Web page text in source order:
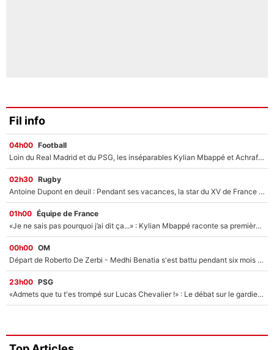
Fil info
04h00 Football
Loin du Real Madrid et du PSG, les inséparables Kylian Mbappé et Achraf Hakimi changent d'équipe le temps d'une journée !
02h30 Rugby
Antoine Dupont en deuil : Pendant ses vacances, la star du XV de France a perdu sa grand-mère
01h00 Équipe de France
«Je ne sais pas pourquoi j’ai dit ça...» : Kylian Mbappé raconte sa première rencontre avec Zinédine Zidane (et c’est très drôle)
00h00 OM
Départ de Roberto De Zerbi - Medhi Benatia s'est battu pendant six mois pour le retenir à l'OM, le PSG a été le naufrage de trop : «Je pars avec toi»
23h00 PSG
«Admets que tu t'es trompé sur Lucas Chevalier !» : Le débat sur le gardien du PSG vire au clash à l'After Foot